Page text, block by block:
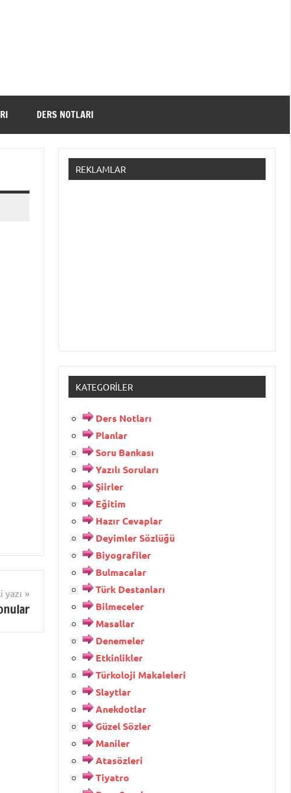
DERS NOTLARI
yazı
REKLAMLAR
KATEGORILER
Ders Notları
Planlar
Soru Bankası
Yazılı Soruları
Şiirler
Eğitim
Hazır Cevaplar
Deyimler Sözlüğü
Biyografiler
Bulmacalar
Türk Destanları
Bilmeceler
Masallar
Denemeler
Etkinlikler
Türkoloji Makaleleri
Slaytlar
Anekdotlar
Güzel Sözler
Maniler
Atasözleri
Tiyatro